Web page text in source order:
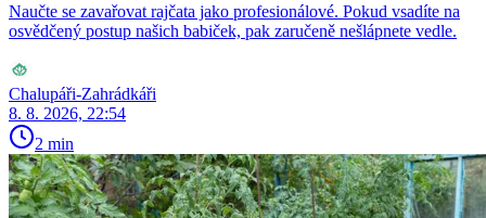
Naučte se zavařovat rajčata jako profesionálové. Pokud vsadíte na
osvědčený postup našich babiček, pak zaručeně nešlápnete vedle.
Chalupáři-Zahrádkáři
8. 8. 2026, 22:54
2 min